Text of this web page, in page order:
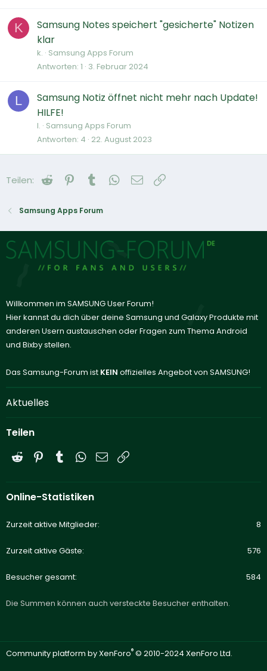
K
Samsung Notes speichert "gesicherte" Notizen
klar
k. Samsung Apps Forum
Antworten 1 3. Februar 2024
L
Samsung Notiz öffnet nicht mehr nach Update!
HILFE!
l. Samsung Apps Forum
Antworten 4 22. August 2023
Teilen: Reddit Pinterest
Tumblr WhatsApp
E-Mail
Samsung Apps Forum
Willkommen im SAMSUNG User Forum!
Hier kannst du dich über deine Samsung und Galaxy Produkte mit
anderen Usern austauschen oder Fragen zum Thema Android
und Bixby stellen.
Das Samsung-Forum ist KEIN offizielles Angebot von SAMSUNG!
Aktuelles
Teilen
Reddit PinterestTumblrWhatsApp
E-Mail
Online-Statistiken
Zurzeit aktive Mitglieder 8
Zurzeit aktive Gäste 576
Besucher gesamt 584
Die Summen können auch versteckte Besucher enthalten.
Community platform by XenForo® © 2010-2024 XenForo Ltd.